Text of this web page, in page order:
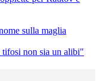
sulla maglia
tifosi non sia un alibi"